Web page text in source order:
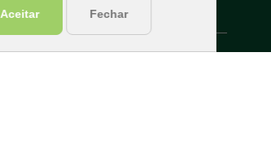
Aceitar Fechar